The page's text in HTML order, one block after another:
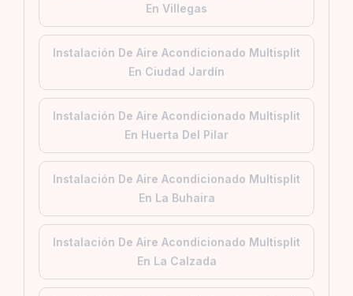
En Villegas
Instalación De Aire Acondicionado Multisplit
En Ciudad Jardín
Instalación De Aire Acondicionado Multisplit
En Huerta Del Pilar
Instalación De Aire Acondicionado Multisplit
En La Buhaira
Instalación De Aire Acondicionado Multisplit
En La Calzada